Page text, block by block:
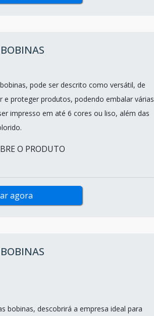
pode ser descrito como versátil, de
e proteger produtos, podendo embalar várias
impresso em até 6 cores ou liso, além das
O PRODUTO
agora
bobinas, descobrirá a empresa ideal para